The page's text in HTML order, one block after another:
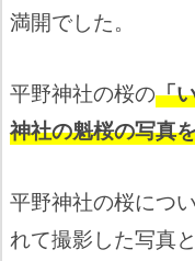
満開でした。
平野神社の桜の「
神社の魁桜の写真
平野神社の桜につ
れて撮影した写真